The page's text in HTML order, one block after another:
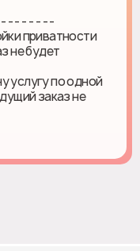
- - - - - - -
приватности
не будет
услугу по одной
заказ не